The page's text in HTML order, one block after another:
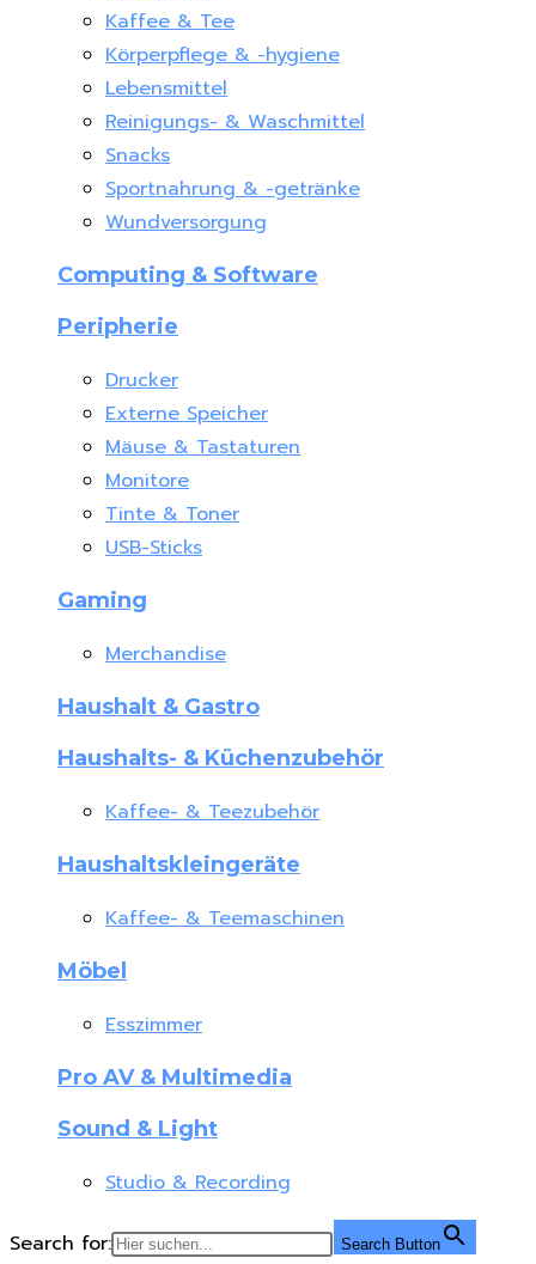
Kaffee & Tee
Körperpflege & -hygiene
Lebensmittel
Reinigungs- & Waschmittel
Snacks
Sportnahrung & -getränke
Wundversorgung
Computing & Software
Peripherie
Drucker
Externe Speicher
Mäuse & Tastaturen
Monitore
Tinte & Toner
USB-Sticks
Gaming
Merchandise
Haushalt & Gastro
Haushalts- & Küchenzubehör
Kaffee- & Teezubehör
Haushaltskleingeräte
Kaffee- & Teemaschinen
Möbel
Esszimmer
Pro AV & Multimedia
Sound & Light
Studio & Recording
Search for: Search Button